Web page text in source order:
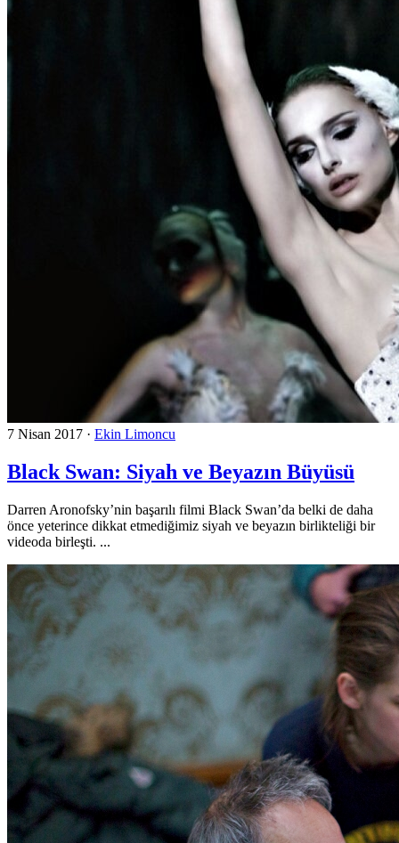
7 Nisan 2017 · Ekin Limoncu
Black Swan: Siyah ve Beyazın Büyüsü
Darren Aronofsky’nin başarılı filmi Black Swan’da belki de daha
önce yeterince dikkat etmediğimiz siyah ve beyazın birlikteliği bir
videoda birleşti. ...